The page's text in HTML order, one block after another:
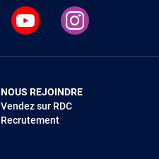
NOUS REJOINDRE
Vendez sur RDC
Recrutement